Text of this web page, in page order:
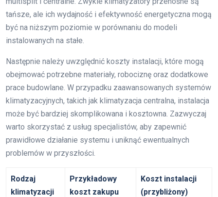
tańsze, ale ich wydajność i efektywność energetyczna mogą
być na niższym poziomie w porównaniu do modeli
instalowanych na stałe.
Następnie należy uwzględnić koszty instalacji, które mogą
obejmować potrzebne materiały, robociznę oraz dodatkowe
prace budowlane. W przypadku zaawansowanych systemów
klimatyzacyjnych, takich jak klimatyzacja centralna, instalacja
może być bardziej skomplikowana i kosztowna. Zazwyczaj
warto skorzystać z usług specjalistów, aby zapewnić
prawidłowe działanie systemu i uniknąć ewentualnych
problemów w przyszłości.
Rodzaj
klimatyzacji
Przykładowy
koszt zakupu
Koszt instalacji
(przybliżony)